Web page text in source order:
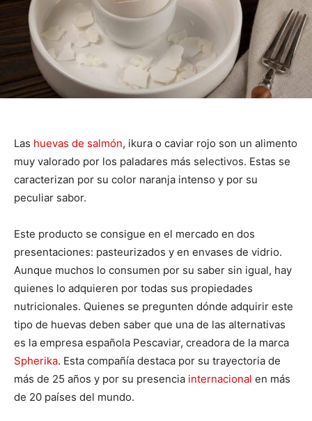
Las huevas de salmón, ikura o caviar rojo son un alimento
muy valorado por los paladares más selectivos. Estas se
caracterizan por su color naranja intenso y por su
peculiar sabor.
Este producto se consigue en el mercado en dos
presentaciones: pasteurizados y en envases de vidrio.
Aunque muchos lo consumen por su saber sin igual, hay
quienes lo adquieren por todas sus propiedades
nutricionales. Quienes se pregunten dónde adquirir este
tipo de huevas deben saber que una de las alternativas
es la empresa española Pescaviar, creadora de la marca
Spherika. Esta compañía destaca por su trayectoria de
más de 25 años y por su presencia internacional en más
de 20 países del mundo.